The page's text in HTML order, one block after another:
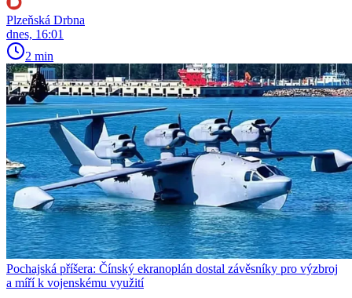
Plzeňská Drbna
dnes, 16:01
2 min
Pochajská příšera: Čínský ekranoplán dostal závěsníky pro výzbroj
a míří k vojenskému využití